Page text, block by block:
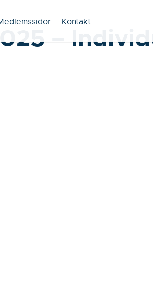
Kontakt
–